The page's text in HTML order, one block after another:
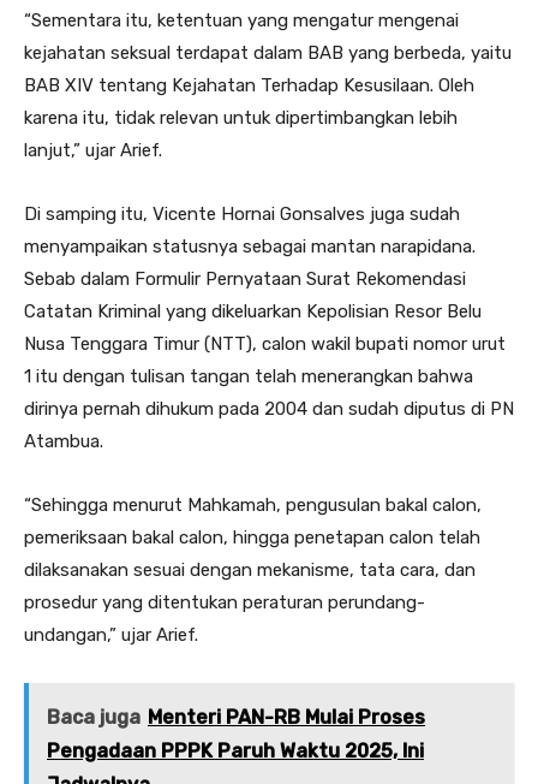
“Sementara itu, ketentuan yang mengatur mengenai
kejahatan seksual terdapat dalam BAB yang berbeda, yaitu
BAB XIV tentang Kejahatan Terhadap Kesusilaan. Oleh
karena itu, tidak relevan untuk dipertimbangkan lebih
lanjut,” ujar Arief.
Di samping itu, Vicente Hornai Gonsalves juga sudah
menyampaikan statusnya sebagai mantan narapidana.
Sebab dalam Formulir Pernyataan Surat Rekomendasi
Catatan Kriminal yang dikeluarkan Kepolisian Resor Belu
Nusa Tenggara Timur (NTT), calon wakil bupati nomor urut
1 itu dengan tulisan tangan telah menerangkan bahwa
dirinya pernah dihukum pada 2004 dan sudah diputus di PN
Atambua.
“Sehingga menurut Mahkamah, pengusulan bakal calon,
pemeriksaan bakal calon, hingga penetapan calon telah
dilaksanakan sesuai dengan mekanisme, tata cara, dan
prosedur yang ditentukan peraturan perundang-
undangan,” ujar Arief.
Baca juga Menteri PAN-RB Mulai Proses
Pengadaan PPPK Paruh Waktu 2025, Ini